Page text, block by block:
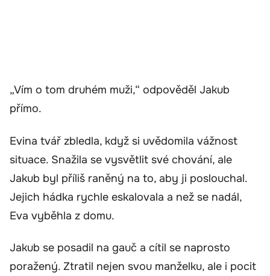
„Vím o tom druhém muži,“ odpověděl Jakub
přímo.
Evina tvář zbledla, když si uvědomila vážnost
situace. Snažila se vysvětlit své chování, ale
Jakub byl příliš raněný na to, aby ji poslouchal.
Jejich hádka rychle eskalovala a než se nadál,
Eva vyběhla z domu.
Jakub se posadil na gauč a cítil se naprosto
poražený. Ztratil nejen svou manželku, ale i pocit